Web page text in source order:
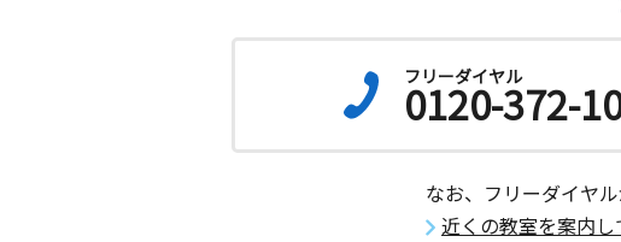
フリーダイヤル
0120-372-
なお、フリーダイヤ
近くの教室を案内し